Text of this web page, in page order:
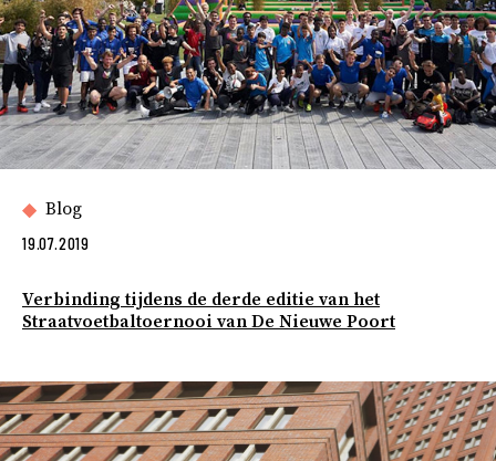
Blog
19.07.2019
Verbinding tijdens de derde editie van het
Straatvoetbaltoernooi van De Nieuwe Poort